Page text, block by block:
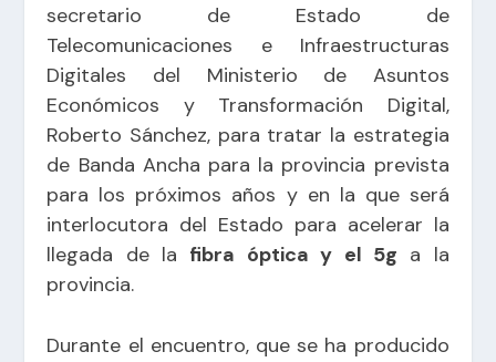
secretario de Estado de
Telecomunicaciones e Infraestructuras
Digitales del Ministerio de Asuntos
Económicos y Transformación Digital,
Roberto Sánchez, para tratar la estrategia
de Banda Ancha para la provincia prevista
para los próximos años y en la que será
interlocutora del Estado para acelerar la
llegada de la fibra óptica y el 5g a la
provincia.
Durante el encuentro, que se ha producido